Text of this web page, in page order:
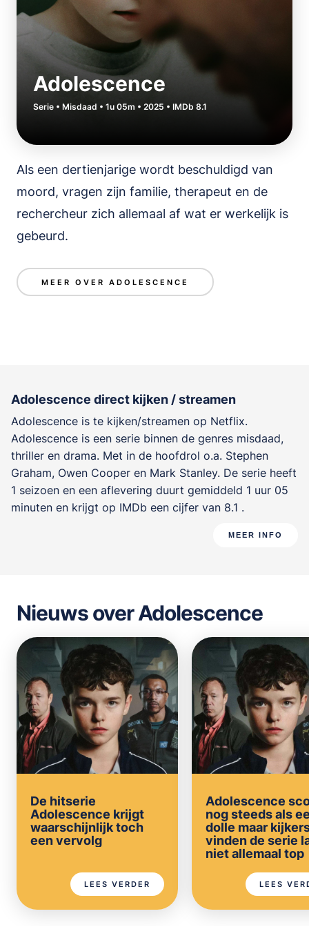
Adolescence
Serie • Misdaad • 1u 05m • 2025 • IMDb 8.1
Als een dertienjarige wordt beschuldigd van
moord, vragen zijn familie, therapeut en de
rechercheur zich allemaal af wat er werkelijk is
gebeurd.
MEER OVER ADOLESCENCE
Adolescence direct kijken / streamen
Adolescence is te kijken/streamen op Netflix.
Adolescence is een serie binnen de genres misdaad,
thriller en drama. Met in de hoofdrol o.a. Stephen
Graham, Owen Cooper en Mark Stanley. De serie heeft
1 seizoen en een aflevering duurt gemiddeld 1 uur 05
minuten en krijgt op IMDb een cijfer van 8.1 .
MEER INFO
Nieuws over Adolescence
De hitserie
Adolescence krijgt
waarschijnlijk toch
een vervolg
LEES VERDER
Adolescence
nog steeds als
dolle maar
vinden de serie
niet allemaal top
LEES